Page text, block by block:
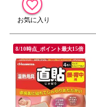
8/10時点_ポイント最大15倍